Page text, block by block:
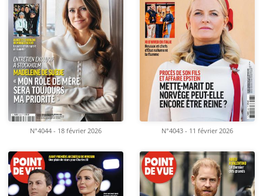
N°4044 - 18 février 2026 N°4043 - 11 février 2026